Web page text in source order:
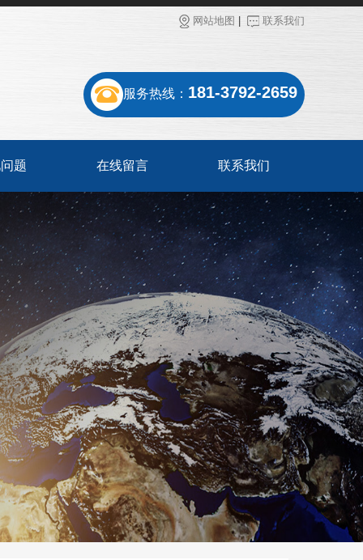
网站地图 联系我们
服务热线： 181-3792-2659
题 在线留言 联系我们